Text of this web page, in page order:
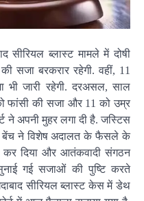
सीरियल ब्लास्ट मामले में दोषी
सजा बरकरार रहेगी. वहीं, 11
जारी रहेगी. दरअसल, साल
फांसी की सजा और 11 को उम्र
ने अपनी मुहर लगा दी है. जस्टिस
बेंच ने विशेष अदालत के फैसले के
कर दिया और आतंकवादी संगठन
गई सजाओं की पुष्टि करते
सीरियल ब्लास्ट केस में डेथ